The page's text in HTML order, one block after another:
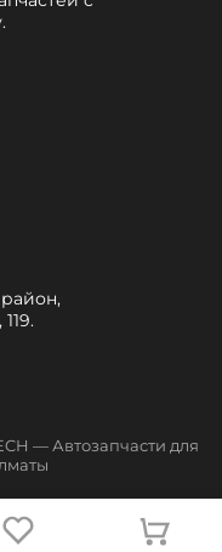
— Автозапчасти для